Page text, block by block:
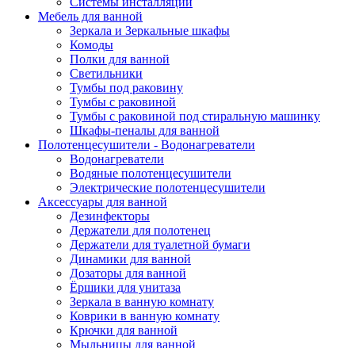
Мебель для ванной
Зеркала и Зеркальные шкафы
Комоды
Полки для ванной
Светильники
Тумбы под раковину
Тумбы с раковиной
Тумбы с раковиной под стиральную машинку
Шкафы-пеналы для ванной
Полотенцесушители - Водонагреватели
Водонагреватели
Водяные полотенцесушители
Электрические полотенцесушители
Аксессуары для ванной
Дезинфекторы
Держатели для полотенец
Держатели для туалетной бумаги
Динамики для ванной
Дозаторы для ванной
Ёршики для унитаза
Зеркала в ванную комнату
Коврики в ванную комнату
Крючки для ванной
Мыльницы для ванной